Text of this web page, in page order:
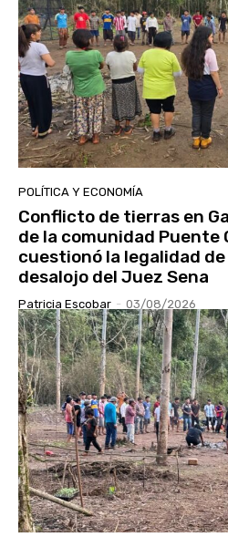
POLÍTICA Y ECONOMÍA
Conflicto de tierras en
de la comunidad Puente
cuestionó la legalidad
desalojo del Juez Sena
Patricia Escobar - 03/08/2026